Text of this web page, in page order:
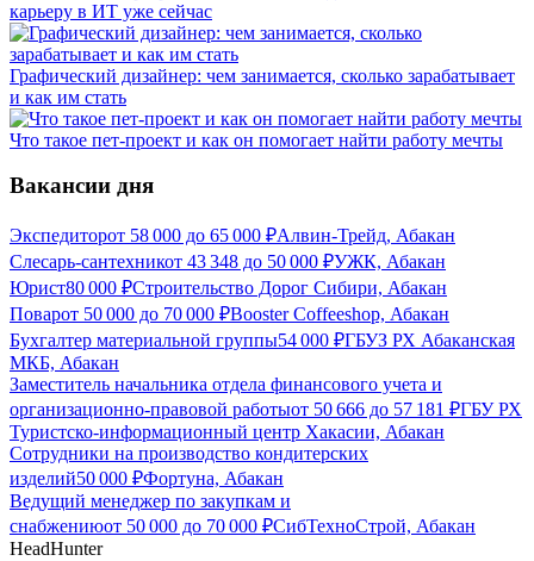
карьеру в ИТ уже сейчас
Графический дизайнер: чем занимается, сколько зарабатывает
и как им стать
Что такое пет-проект и как он помогает найти работу мечты
Вакансии дня
Экспедиторот 58 000 до 65 000 ₽Алвин-Трейд, Абакан
Слесарь-сантехникот 43 348 до 50 000 ₽УЖК, Абакан
Юрист80 000 ₽Строительство Дорог Сибири, Абакан
Поварот 50 000 до 70 000 ₽Booster Coffeeshop, Абакан
Бухгалтер материальной группы54 000 ₽ГБУЗ РХ Абаканская
МКБ, Абакан
Заместитель начальника отдела финансового учета и
организационно-правовой работыот 50 666 до 57 181 ₽ГБУ РХ
Туристско-информационный центр Хакасии, Абакан
Сотрудники на производство кондитерских
изделий50 000 ₽Фортуна, Абакан
Ведущий менеджер по закупкам и
снабжениюот 50 000 до 70 000 ₽СибТехноСтрой, Абакан
HeadHunter